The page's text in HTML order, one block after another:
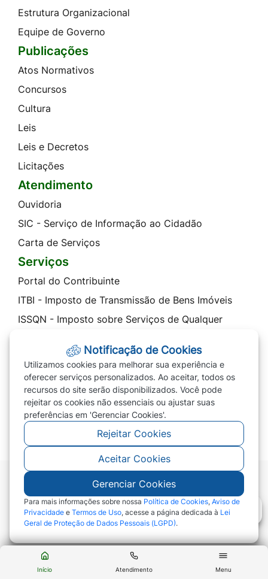
Início Atendimento Menu
Estrutura Organizacional
Equipe de Governo
Publicações
Atos Normativos
Concursos
Cultura
Leis
Leis e Decretos
Licitações
Atendimento
Ouvidoria
SIC - Serviço de Informação ao Cidadão
Carta de Serviços
Serviços
Portal do Contribuinte
ITBI - Imposto de Transmissão de Bens Imóveis
ISSQN - Imposto sobre Serviços de Qualquer
Cota Única 2026 / Parcelar IPTU 2026
Transparência
Prefeitura
PREVIVERDE
©2026 - Prefeitura de Campo Verde - MT - Todos
os direitos reservados
Notificação de Cookies
Utilizamos cookies para melhorar sua experiência e
oferecer serviços personalizados. Ao aceitar, todos os
recursos do site serão disponibilizados. Você pode
rejeitar os cookies não essenciais ou ajustar suas
preferências em 'Gerenciar Cookies'.
Rejeitar Cookies
Aceitar Cookies
Gerenciar Cookies
Para mais informações sobre nossa Política de Cookies, Aviso de
Privacidade e Termos de Uso, acesse a página dedicada à Lei
Geral de Proteção de Dados Pessoais (LGPD).